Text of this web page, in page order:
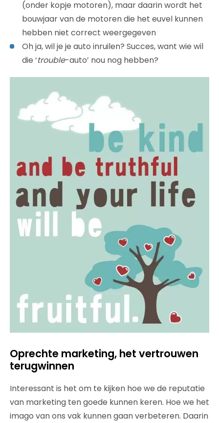
(onder kopje motoren), maar daarin wordt het
bouwjaar van de motoren die het euvel kunnen
hebben niet correct weergegeven
Oh ja, wil je je auto inruilen? Succes, want wie wil
die ‘trouble-auto’ nou nog hebben?
Oprechte marketing, het vertrouwen
terugwinnen
Interessant is het om te kijken hoe we de reputatie
van marketing ten goede kunnen keren. Hoe we het
imago van ons vak kunnen gaan verbeteren. Daarin